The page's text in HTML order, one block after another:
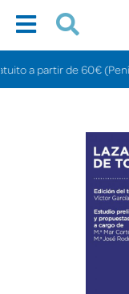
a partir de 60€